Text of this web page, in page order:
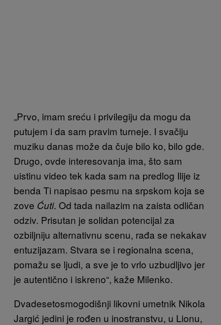
„Prvo, imam sreću i privilegiju da mogu da
putujem i da sam pravim turneje. I svačiju
muziku danas može da čuje bilo ko, bilo gde.
Drugo, ovde interesovanja ima, što sam
uistinu video tek kada sam na predlog Ilije iz
benda Ti napisao pesmu na srpskom koja se
zove Ćuti. Od tada nailazim na zaista odličan
odziv. Prisutan je solidan potencijal za
ozbiljniju alternativnu scenu, rađa se nekakav
entuzijazam. Stvara se i regionalna scena,
pomažu se ljudi, a sve je to vrlo uzbudljivo jer
je autentično i iskreno“, kaže Milenko.
Dvadesetosmogodišnji likovni umetnik Nikola
Jargić jedini je rođen u inostranstvu, u Lionu,